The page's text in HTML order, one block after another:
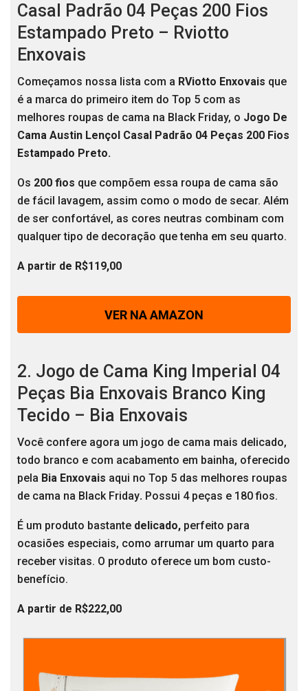
Casal Padrão 04 Peças 200 Fios
Estampado Preto – Rviotto
Enxovais
Começamos nossa lista com a RViotto Enxovais que
é a marca do primeiro item do Top 5 com as
melhores roupas de cama na Black Friday, o Jogo De
Cama Austin Lençol Casal Padrão 04 Peças 200 Fios
Estampado Preto.
Os 200 fios que compõem essa roupa de cama são
de fácil lavagem, assim como o modo de secar. Além
de ser confortável, as cores neutras combinam com
qualquer tipo de decoração que tenha em seu quarto.
A partir de R$119,00
VER NA AMAZON
2. Jogo de Cama King Imperial 04
Peças Bia Enxovais Branco King
Tecido – Bia Enxovais
Você confere agora um jogo de cama mais delicado,
todo branco e com acabamento em bainha, oferecido
pela Bia Enxovais aqui no Top 5 das melhores roupas
de cama na Black Friday. Possui 4 peças e 180 fios.
É um produto bastante delicado, perfeito para
ocasiões especiais, como arrumar um quarto para
receber visitas. O produto oferece um bom custo-
benefício.
A partir de R$222,00